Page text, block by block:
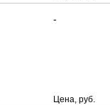
-
Цена, руб.